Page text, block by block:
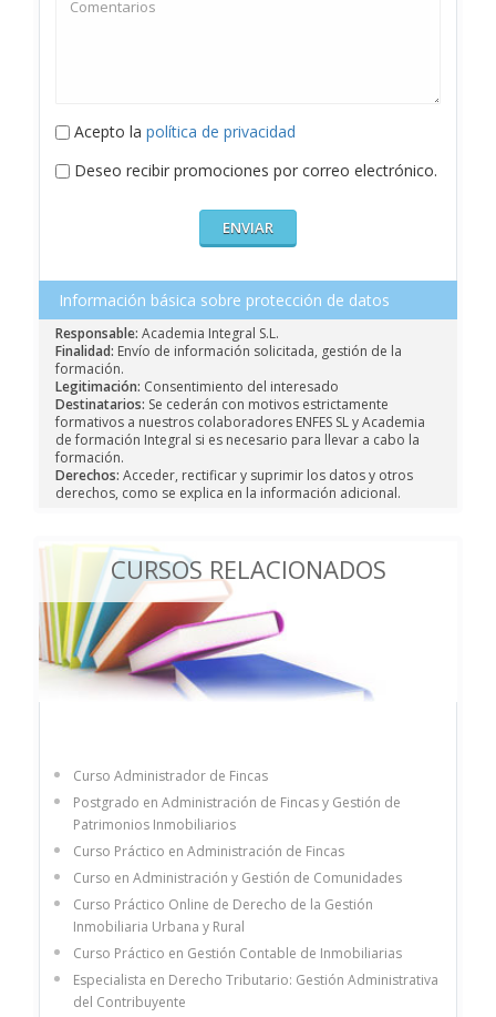
Acepto la política de privacidad
Deseo recibir promociones por correo electrónico.
Información básica sobre protección de datos
Responsable: Academia Integral S.L.
Finalidad: Envío de información solicitada, gestión de la
formación.
Legitimación: Consentimiento del interesado
Destinatarios: Se cederán con motivos estrictamente
formativos a nuestros colaboradores ENFES SL y Academia
de formación Integral si es necesario para llevar a cabo la
formación.
Derechos: Acceder, rectificar y suprimir los datos y otros
derechos, como se explica en la información adicional.
CURSOS RELACIONADOS
Curso Administrador de Fincas
Postgrado en Administración de Fincas y Gestión de
Patrimonios Inmobiliarios
Curso Práctico en Administración de Fincas
Curso en Administración y Gestión de Comunidades
Curso Práctico Online de Derecho de la Gestión
Inmobiliaria Urbana y Rural
Curso Práctico en Gestión Contable de Inmobiliarias
Especialista en Derecho Tributario: Gestión Administrativa
del Contribuyente